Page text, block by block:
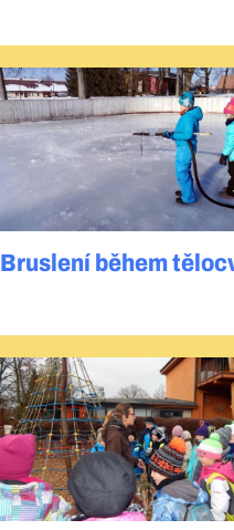
Bruslení během